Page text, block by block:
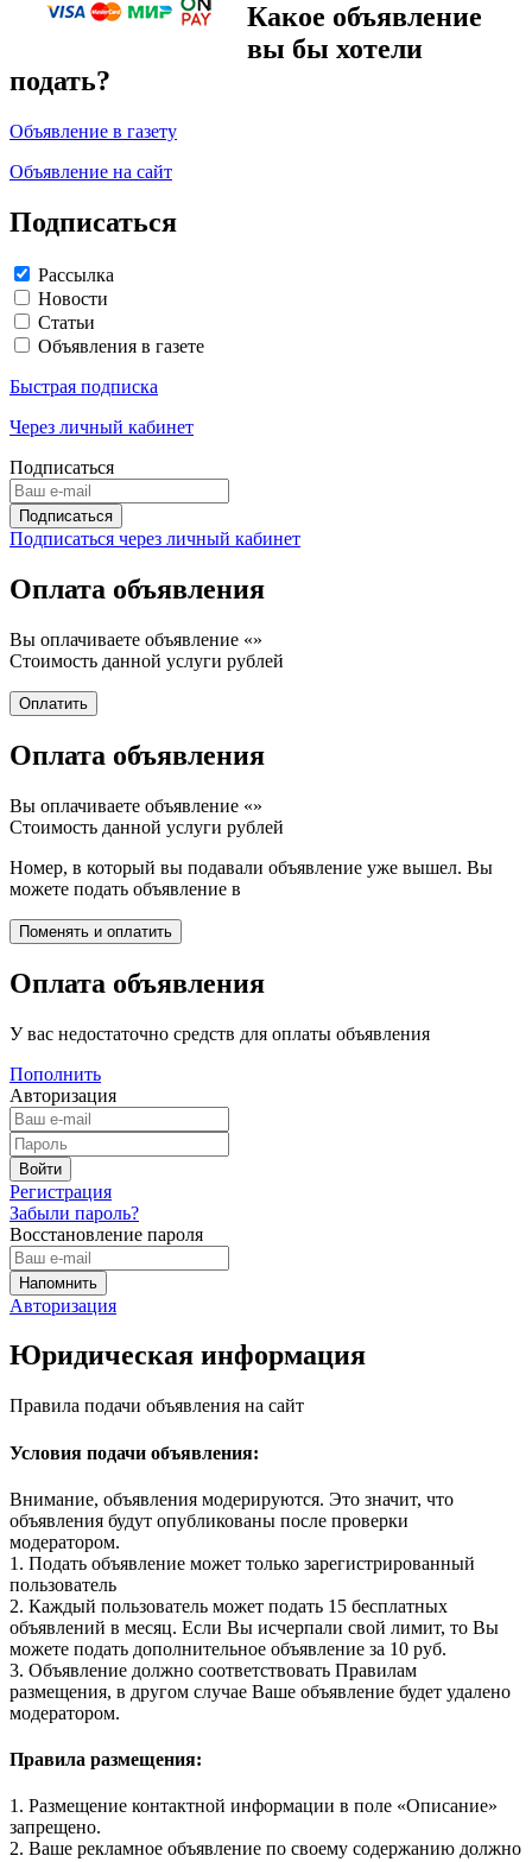
Какое объявление
вы бы хотели
подать?
Объявление в газету
Объявление на сайт
Подписаться
Рассылка
Новости
Статьи
Объявления в газете
Быстрая подписка
Через личный кабинет
Подписаться
Подписаться через личный кабинет
Оплата объявления
Вы оплачиваете объявление «»
Стоимость данной услуги рублей
Оплата объявления
Вы оплачиваете объявление «»
Стоимость данной услуги рублей
Номер, в который вы подавали объявление уже вышел. Вы
можете подать объявление в
Оплата объявления
У вас недостаточно средств для оплаты объявления
Пополнить
Авторизация
Регистрация
Забыли пароль?
Восстановление пароля
Авторизация
Юридическая информация
Правила подачи объявления на сайт
Условия подачи объявления:
Внимание, объявления модерируются. Это значит, что
объявления будут опубликованы после проверки
модератором.
1. Подать объявление может только зарегистрированный
пользователь
2. Каждый пользователь может подать 15 бесплатных
объявлений в месяц. Если Вы исчерпали свой лимит, то Вы
можете подать дополнительное объявление за 10 руб.
3. Объявление должно соответствовать Правилам
размещения, в другом случае Ваше объявление будет удалено
модератором.
Правила размещения:
1. Размещение контактной информации в поле «Описание»
запрещено.
2. Ваше рекламное объявление по своему содержанию должно